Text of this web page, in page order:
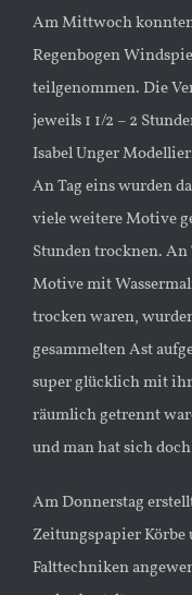
Am Mittwoch
Regenbogen
teilgenommen. Die
jeweils 1 1/2 – 2
Isabel Unger
An Tag eins wurden
viele weitere Motive
Stunden trocknen.
Motive mit
trocken waren,
gesammelten Ast
super glücklich mit
räumlich getrennt
und man hat sich
Am Donnerstag
Zeitungspapier
Falttechniken